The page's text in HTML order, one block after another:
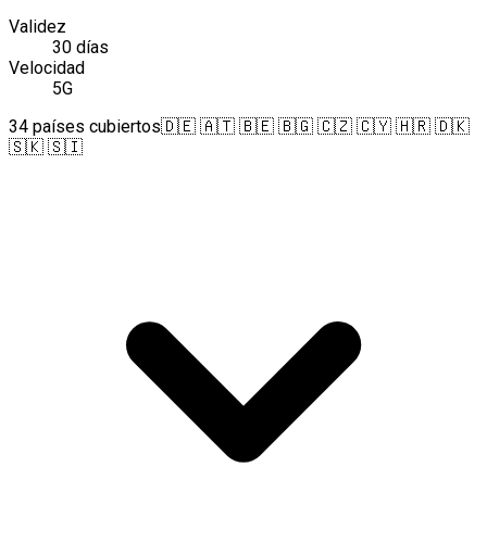
Validez
30 días
Velocidad
5G
34 países cubiertos🇩🇪 🇦🇹 🇧🇪 🇧🇬 🇨🇿 🇨🇾 🇭🇷 🇩🇰
🇸🇰 🇸🇮